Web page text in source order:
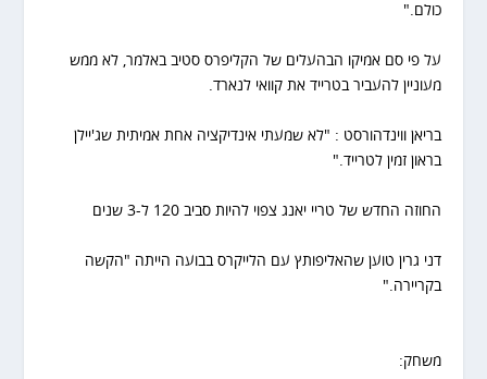
כולם."
על פי סם אמיקו הבהעלים של הקליפרס סטיב באלמר, לא ממש
מעוניין להעביר בטרייד את קוואי לנארד.
בריאן ווינדהורסט : "לא שמעתי אינדיקציה אחת אמיתית שג'יילן
בראון זמין לטרייד."
החוזה החדש של טריי יאנג צפוי להיות סביב 120 ל-3 שנים
דני גרין טוען שהאליפותץ עם הלייקרס בבועה הייתה "הקשה
בקריירה."
משחק: